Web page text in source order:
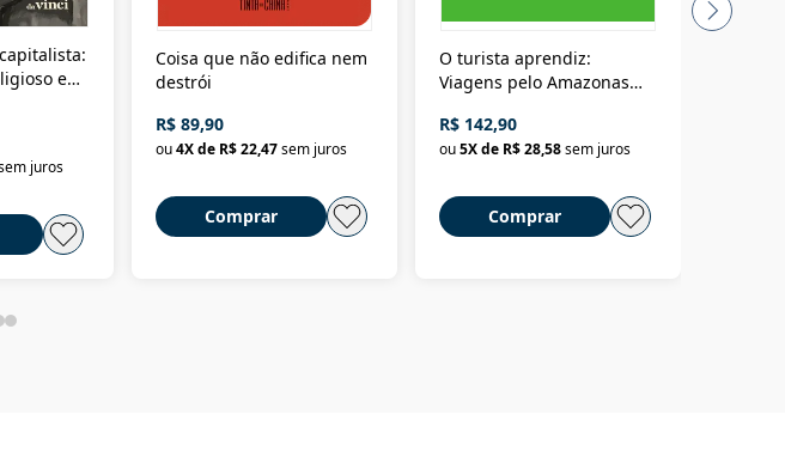
e
juros
Coisa que não edifica nem
destrói
R$ 89,90
ou4X de R$ 22,47sem juros
Comprar
O turista aprendiz:
Viagens pelo Amazonas
até a Bolívia e por Marajó
até dizer chega
R$ 142,90
ou5X de R$ 28,58sem juros
Comprar